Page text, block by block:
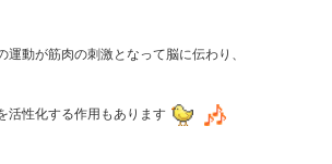
運動が筋肉の刺激となって脳に伝わり、
活性化する作用もあります